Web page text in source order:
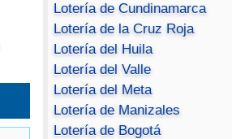
Lotería de Cundinamarca
Lotería de la Cruz Roja
Lotería del Huila
Lotería del Valle
Lotería del Meta
Lotería de Manizales
Lotería de Bogotá